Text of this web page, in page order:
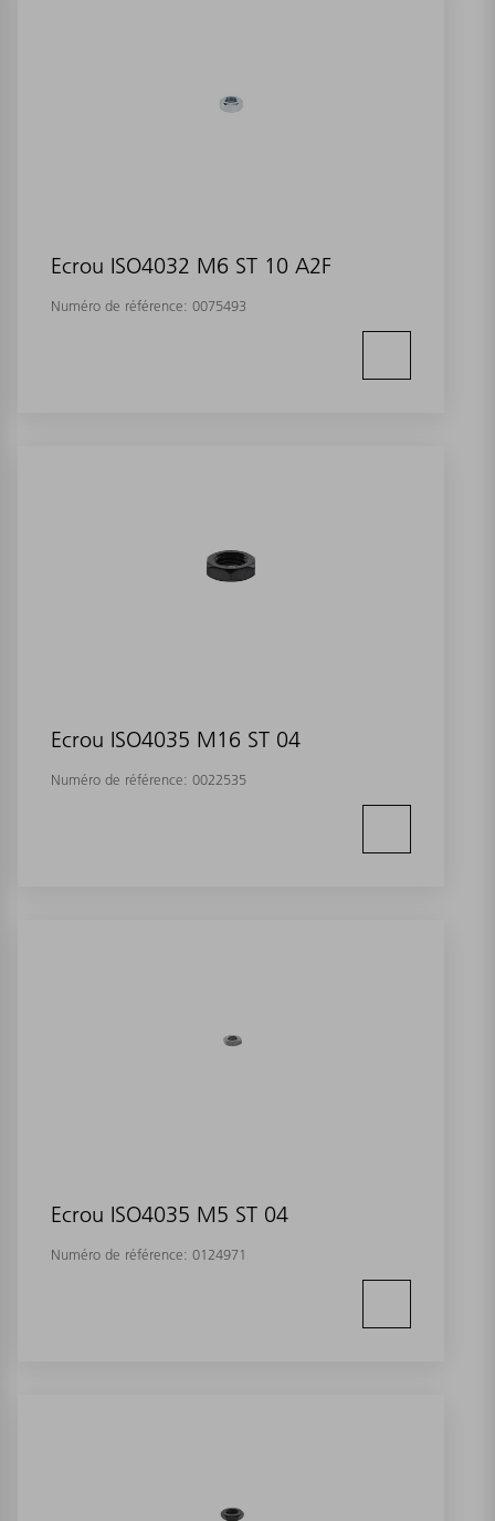
Ecrou ISO4032 M6 ST 10 A2F
Numéro de référence: 0075493
Ecrou ISO4035 M16 ST 04
Numéro de référence: 0022535
Ecrou ISO4035 M5 ST 04
Numéro de référence: 0124971